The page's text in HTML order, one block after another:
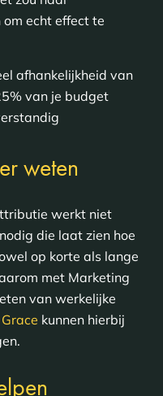
echt effect te
afhankelijkheid van
van je budget
weten
werkt niet
die laat zien hoe
op korte als lange
met Marketing
van werkelijke
kunnen hierbij